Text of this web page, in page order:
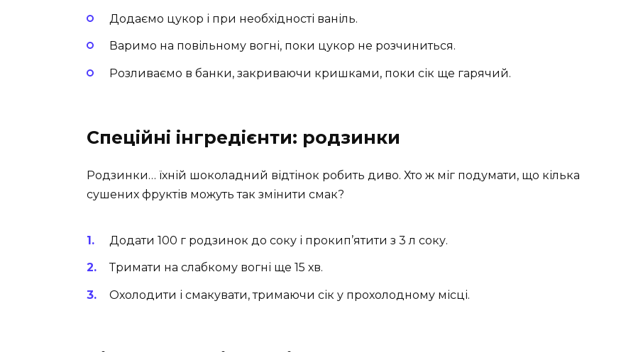
Додаємо цукор і при необхідності ваніль.
Варимо на повільному вогні, поки цукор не розчиниться.
Розливаємо в банки, закриваючи кришками, поки сік ще гарячий.
Спеційні інгредієнти: родзинки
Родзинки… їхній шоколадний відтінок робить диво. Хто ж міг подумати, що кілька
сушених фруктів можуть так змінити смак?
Додати 100 г родзинок до соку і прокип’ятити з 3 л соку.
Тримати на слабкому вогні ще 15 хв.
Охолодити і смакувати, тримаючи сік у прохолодному місці.